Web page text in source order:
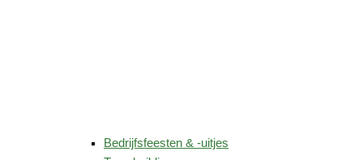
Bedrijfsfeesten & -uitjes